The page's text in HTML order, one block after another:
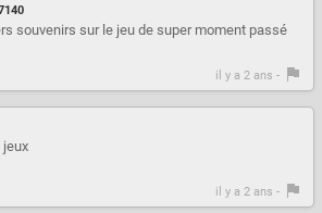
souvenirs sur le jeu de super moment passé
il y a 2 ans -
jeux
il y a 2 ans -